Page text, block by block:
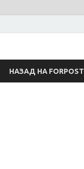
НАЗАД НА FORPOST